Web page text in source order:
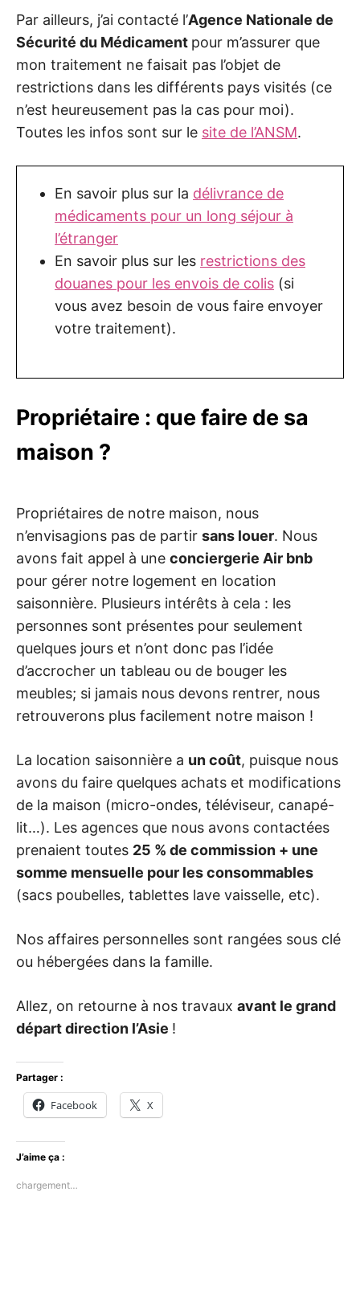
Par ailleurs, j’ai contacté l’Agence Nationale de
Sécurité du Médicament pour m’assurer que
mon traitement ne faisait pas l’objet de
restrictions dans les différents pays visités (ce
n’est heureusement pas la cas pour moi).
Toutes les infos sont sur le site de l’ANSM.
En savoir plus sur la délivrance de
médicaments pour un long séjour à
l’étranger
En savoir plus sur les restrictions des
douanes pour les envois de colis (si
vous avez besoin de vous faire envoyer
votre traitement).
Propriétaire : que faire de sa
maison ?
Propriétaires de notre maison, nous
n’envisagions pas de partir sans louer. Nous
avons fait appel à une conciergerie Air bnb
pour gérer notre logement en location
saisonnière. Plusieurs intérêts à cela : les
personnes sont présentes pour seulement
quelques jours et n’ont donc pas l’idée
d’accrocher un tableau ou de bouger les
meubles; si jamais nous devons rentrer, nous
retrouverons plus facilement notre maison !
La location saisonnière a un coût, puisque nous
avons du faire quelques achats et modifications
de la maison (micro-ondes, téléviseur, canapé-
lit…). Les agences que nous avons contactées
prenaient toutes 25 % de commission + une
somme mensuelle pour les consommables
(sacs poubelles, tablettes lave vaisselle, etc).
Nos affaires personnelles sont rangées sous clé
ou hébergées dans la famille.
Allez, on retourne à nos travaux avant le grand
départ direction l’Asie !
Partager :
Facebook X
J’aime ça :
chargement…